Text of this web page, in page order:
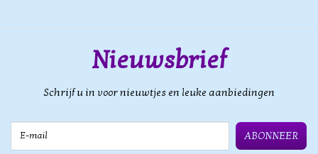
Nieuwsbrief
Schrijf u in voor nieuwtjes en leuke aanbiedingen
ABONNEER